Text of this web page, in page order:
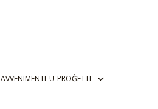
AVVENIMENTI U PROĠETTI